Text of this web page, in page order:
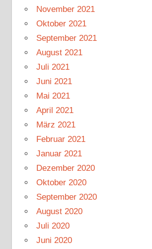
November 2021
Oktober 2021
September 2021
August 2021
Juli 2021
Juni 2021
Mai 2021
April 2021
März 2021
Februar 2021
Januar 2021
Dezember 2020
Oktober 2020
September 2020
August 2020
Juli 2020
Juni 2020